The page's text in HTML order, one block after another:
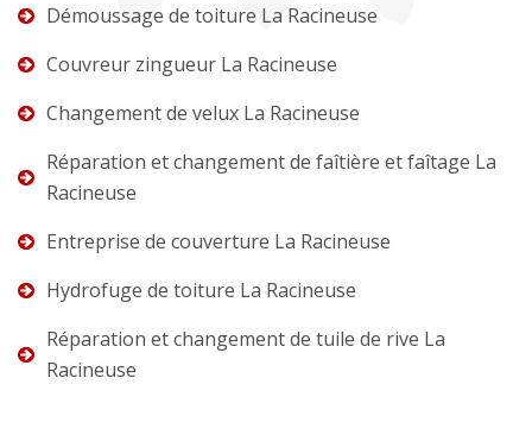
Démoussage de toiture La Racineuse
Couvreur zingueur La Racineuse
Changement de velux La Racineuse
Réparation et changement de faîtière et faîtage La
Racineuse
Entreprise de couverture La Racineuse
Hydrofuge de toiture La Racineuse
Réparation et changement de tuile de rive La
Racineuse